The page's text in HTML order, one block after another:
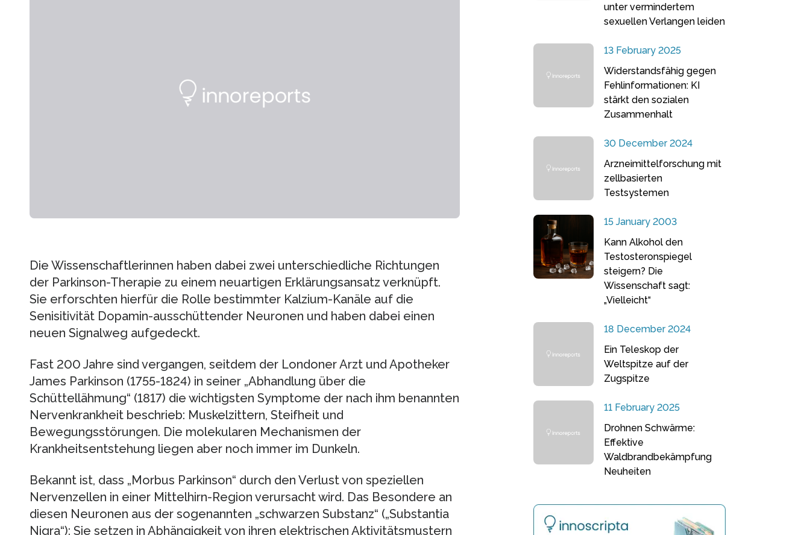
Die Wissenschaftlerinnen haben dabei zwei unterschiedliche Richtungen
der Parkinson-Therapie zu einem neuartigen Erklärungsansatz verknüpft.
Sie erforschten hierfür die Rolle bestimmter Kalzium-Kanäle auf die
Senisitivität Dopamin-ausschüttender Neuronen und haben dabei einen
neuen Signalweg aufgedeckt.
Fast 200 Jahre sind vergangen, seitdem der Londoner Arzt und Apotheker
James Parkinson (1755-1824) in seiner „Abhandlung über die
Schüttellähmung“ (1817) die wichtigsten Symptome der nach ihm benannten
Nervenkrankheit beschrieb: Muskelzittern, Steifheit und
Bewegungsstörungen. Die molekularen Mechanismen der
Krankheitsentstehung liegen aber noch immer im Dunkeln.
Bekannt ist, dass „Morbus Parkinson“ durch den Verlust von speziellen
Nervenzellen in einer Mittelhirn-Region verursacht wird. Das Besondere an
diesen Neuronen aus der sogenannten „schwarzen Substanz“ („Substantia
Nigra“): Sie setzen in Abhängigkeit von ihren elektrischen Aktivitätsmustern
unter vermindertem
sexuellen Verlangen leiden
13 February 2025
Widerstandsfähig gegen
Fehlinformationen: KI
stärkt den sozialen
Zusammenhalt
30 December 2024
Arzneimittelforschung mit
zellbasierten
Testsystemen
15 January 2003
Kann Alkohol den
Testosteronspiegel
steigern? Die
Wissenschaft sagt:
„Vielleicht“
18 December 2024
Ein Teleskop der
Weltspitze auf der
Zugspitze
11 February 2025
Drohnen Schwärme:
Effektive
Waldbrandbekämpfung
Neuheiten